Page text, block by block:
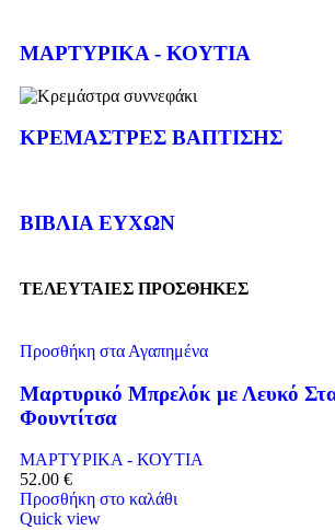
ΜΑΡΤΥΡΙΚΑ - ΚΟΥΤΙΑ
ΚΡΕΜΑΣΤΡΕΣ ΒΑΠΤΙΣΗΣ
ΒΙΒΛΙΑ ΕΥΧΩΝ
ΤΕΛΕΥΤΑΙΕΣ ΠΡΟΣΘΗΚΕΣ
Προσθήκη στα Αγαπημένα
Μαρτυρικό Μπρελόκ με Λευκό
Φουντίτσα
ΜΑΡΤΥΡΙΚΑ - ΚΟΥΤΙΑ
52.00 €
Προσθήκη στο καλάθι
Quick view